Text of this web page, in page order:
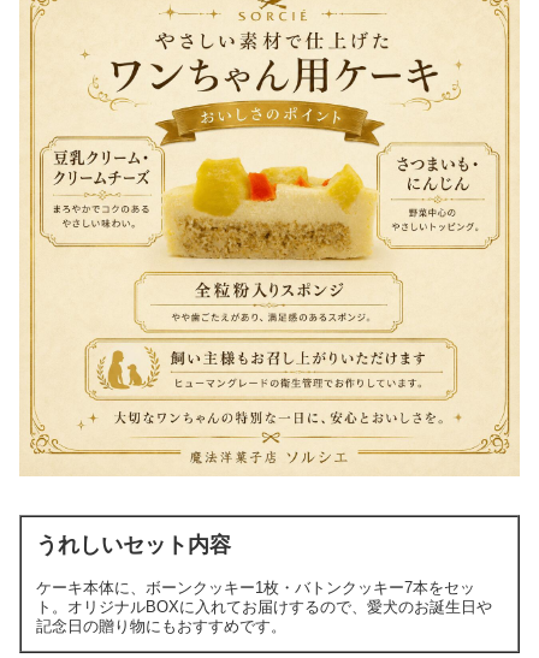
うれしいセット内容
ケーキ本体に、ボーンクッキー1枚・バトンクッキー7本をセッ
ト。オリジナルBOXに入れてお届けするので、愛犬のお誕生日や
記念日の贈り物にもおすすめです。